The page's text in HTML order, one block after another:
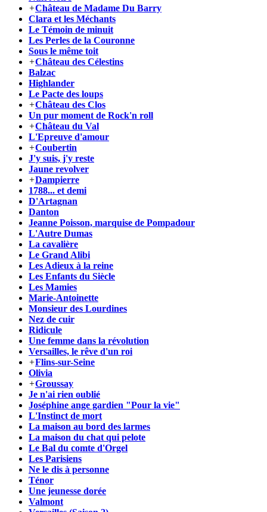
+Château de Madame Du Barry
Clara et les Méchants
Le Témoin de minuit
Les Perles de la Couronne
Sous le même toit
+Château des Célestins
Balzac
Highlander
Le Pacte des loups
+Château des Clos
Un pur moment de Rock'n roll
+Château du Val
L'Epreuve d'amour
+Coubertin
J'y suis, j'y reste
Jaune revolver
+Dampierre
1788... et demi
D'Artagnan
Danton
Jeanne Poisson, marquise de Pompadour
L'Autre Dumas
La cavalière
Le Grand Alibi
Les Adieux à la reine
Les Enfants du Siècle
Les Mamies
Marie-Antoinette
Monsieur des Lourdines
Nez de cuir
Ridicule
Une femme dans la révolution
Versailles, le rêve d'un roi
+Flins-sur-Seine
Olivia
+Groussay
Je n'ai rien oublié
Joséphine ange gardien "Pour la vie"
L'Instinct de mort
La maison au bord des larmes
La maison du chat qui pelote
Le Bal du comte d'Orgel
Les Parisiens
Ne le dis à personne
Ténor
Une jeunesse dorée
Valmont